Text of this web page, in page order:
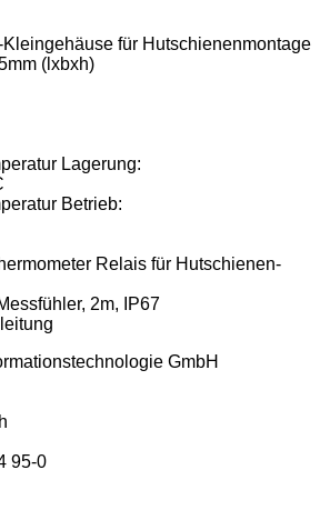
Kleingehäuse für Hutschienenmontage
(lxbxh)
Lagerung:
Betrieb:
Relais für Hutschienen-
2m, IP67
GmbH
95-0